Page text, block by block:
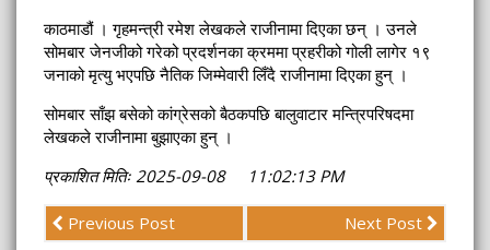
काठमाडौं । गृहमन्त्री रमेश लेखकले राजीनामा दिएका छन् । उनले
सोमबार जेनजीको गरेको प्रदर्शनका क्रममा प्रहरीको गोली लागेर १९
जनाको मृत्यु भएपछि नैतिक जिम्मेवारी लिँदै राजीनामा दिएका हुन् ।
सोमबार साँझ बसेको कांग्रेसको बैठकपछि बालुवाटार मन्त्रिपरिषदमा
लेखकले राजीनामा बुझाएका हुन् ।
प्रकाशित मितिः 2025-09-08 11:02:13 PM
Previous Post Next Post